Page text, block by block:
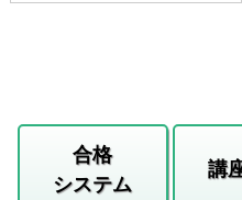
合格
システム
講